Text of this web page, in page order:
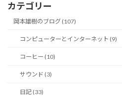
カテゴリー
岡本雄樹のブログ (107)
コンピューターとインターネット (9)
コーヒー (10)
サウンド (3)
日記 (33)